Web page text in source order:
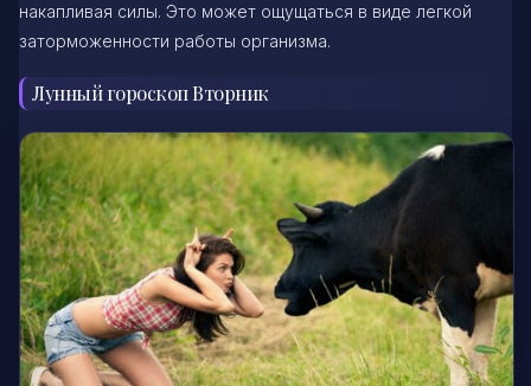
накапливая силы. Это может ощущаться в виде легкой
заторможенности работы организма.
Лунный гороскоп Вторник